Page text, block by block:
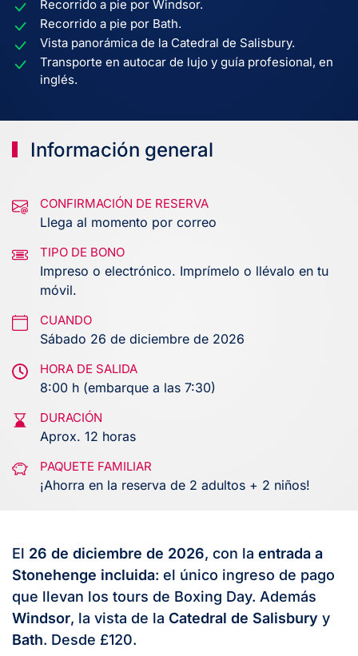
Recorrido a pie por Windsor.
Recorrido a pie por Bath.
Vista panorámica de la Catedral de Salisbury.
Transporte en autocar de lujo y guía profesional, en
inglés.
Información general
CONFIRMACIÓN DE RESERVA
Llega al momento por correo
TIPO DE BONO
Impreso o electrónico. Imprímelo o llévalo en tu
móvil.
CUANDO
Sábado 26 de diciembre de 2026
HORA DE SALIDA
8:00 h (embarque a las 7:30)
DURACIÓN
Aprox. 12 horas
PAQUETE FAMILIAR
¡Ahorra en la reserva de 2 adultos + 2 niños!
El 26 de diciembre de 2026, con la entrada a
Stonehenge incluida: el único ingreso de pago
que llevan los tours de Boxing Day. Además
Windsor, la vista de la Catedral de Salisbury y
Bath. Desde £120.